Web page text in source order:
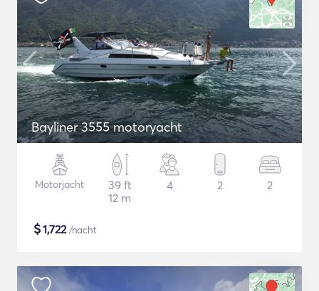
Bayliner 3555 motoryacht
Motorjacht
39 ft
12 m
4 2 2
$1,722/nacht